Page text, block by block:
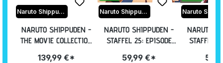
Naruto Shippuden
NARUTO SHIPPUDEN -
THE MOVIE COLLECTION
139,99 €*
Naruto Shippuden
NARUTO SHIPPUDEN -
STAFFEL 25: EPISODE
59,99 €*
NARUTO
STAFFEL